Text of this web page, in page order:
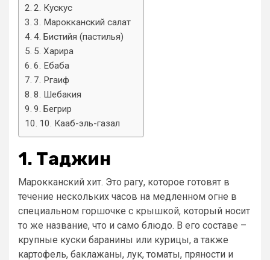
2. Кускус
3. Марокканский салат
4. Бистийя (пастилья)
5. Харира
6. Ебаба
7. Ргаиф
8. Шебакия
9. Бегрир
10. Кааб-эль-газал
1. Таджин
Марокканский хит. Это рагу, которое готовят в
течение нескольких часов на медленном огне в
специальном горшочке с крышкой, который носит
то же название, что и само блюдо. В его составе –
крупные куски баранины или курицы, а также
картофель, баклажаны, лук, томаты, пряности и